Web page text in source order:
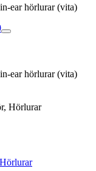
ear hörlurar (vita)
ear hörlurar (vita)
Hörlurar
Hörlurar